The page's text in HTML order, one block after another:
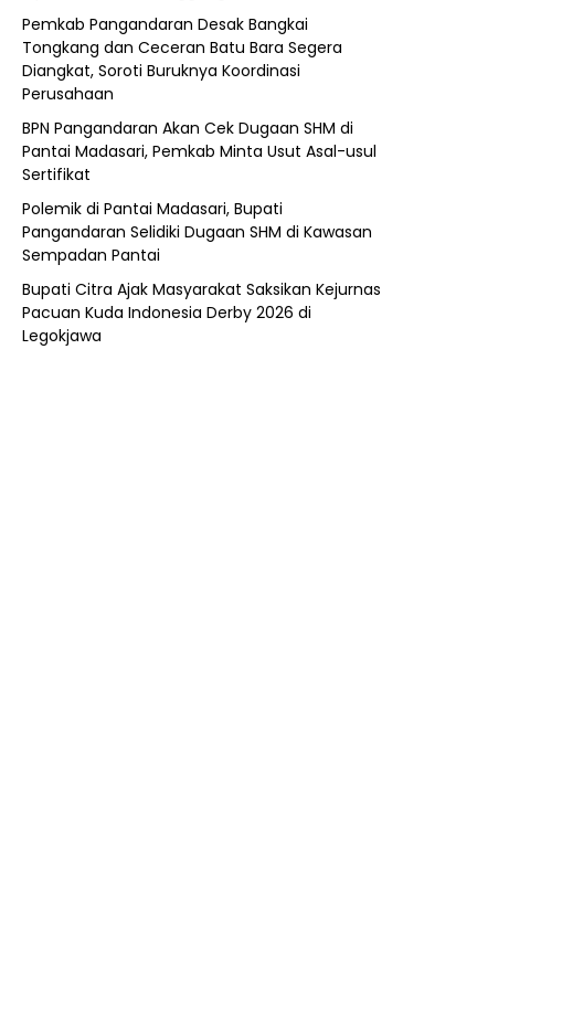
Pemkab Pangandaran Desak Bangkai
Tongkang dan Ceceran Batu Bara Segera
Diangkat, Soroti Buruknya Koordinasi
Perusahaan
BPN Pangandaran Akan Cek Dugaan SHM di
Pantai Madasari, Pemkab Minta Usut Asal-usul
Sertifikat
Polemik di Pantai Madasari, Bupati
Pangandaran Selidiki Dugaan SHM di Kawasan
Sempadan Pantai
Bupati Citra Ajak Masyarakat Saksikan Kejurnas
Pacuan Kuda Indonesia Derby 2026 di
Legokjawa